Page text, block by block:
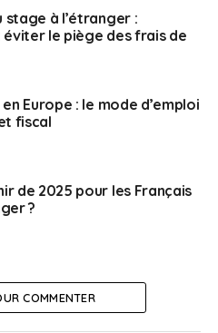
Gros plan sur The
femmes expatriées
un emploi au
stage à l’étranger :
éviter le piège des frais de
Europe : le mode d’emploi
fiscal
de 2025 pour les Français
?
COMMENTER